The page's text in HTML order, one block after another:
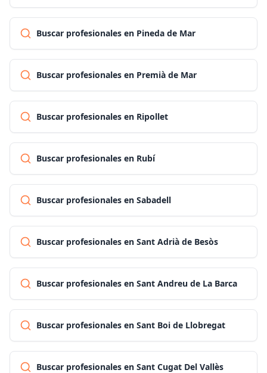
Buscar profesionales en Pineda de Mar
Buscar profesionales en Premià de Mar
Buscar profesionales en Ripollet
Buscar profesionales en Rubí
Buscar profesionales en Sabadell
Buscar profesionales en Sant Adrià de Besòs
Buscar profesionales en Sant Andreu de La Barca
Buscar profesionales en Sant Boi de Llobregat
Buscar profesionales en Sant Cugat Del Vallès